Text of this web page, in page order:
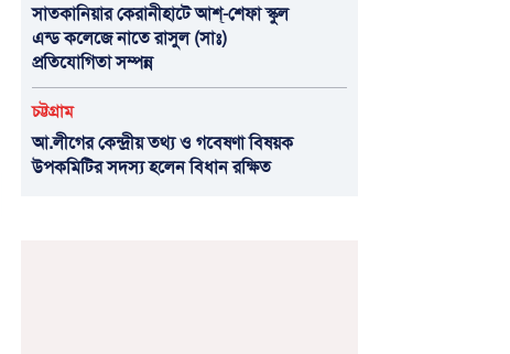
সাতকানিয়ার কেরানীহাটে আশ্-শেফা স্কুল
এন্ড কলেজে নাতে রাসুল (সাঃ)
প্রতিযোগিতা সম্পন্ন
চট্টগ্রাম
আ.লীগের কেন্দ্রীয় তথ্য ও গবেষণা বিষয়ক
উপকমিটির সদস্য হলেন বিধান রক্ষিত